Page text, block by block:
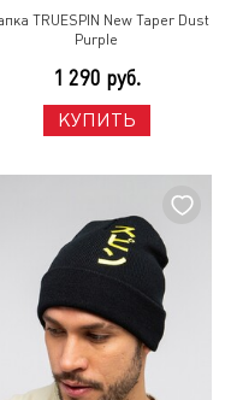
TRUESPIN New Taper Dust
Purple
1 290 руб.
КУПИТЬ